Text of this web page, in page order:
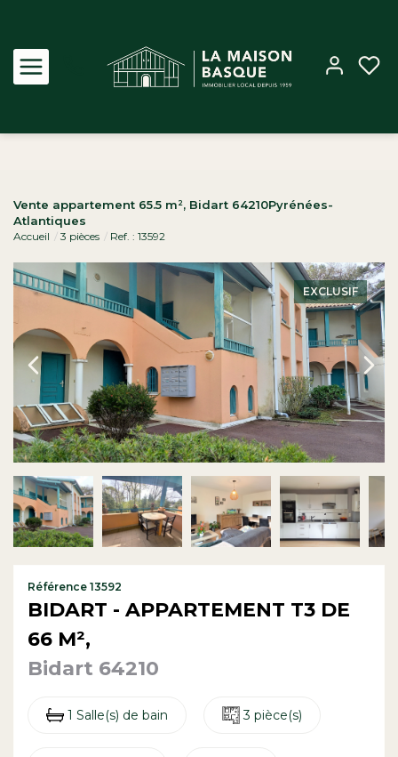
Louer
Estimer
Biens vendus
Notre Agence
Contact
Vente appartement 65.5 m², Bidart 64210Pyrénées-
Atlantiques
Accueil 3 pièces Ref. : 13592
EXCLUSIF
Référence 13592
BIDART - APPARTEMENT T3 DE
66 M²,
Bidart 64210
1 Salle(s) de bain 3 pièce(s)